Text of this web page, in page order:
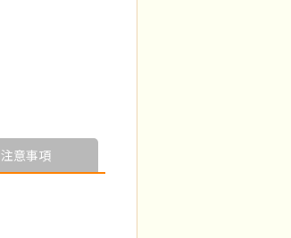
注意事項